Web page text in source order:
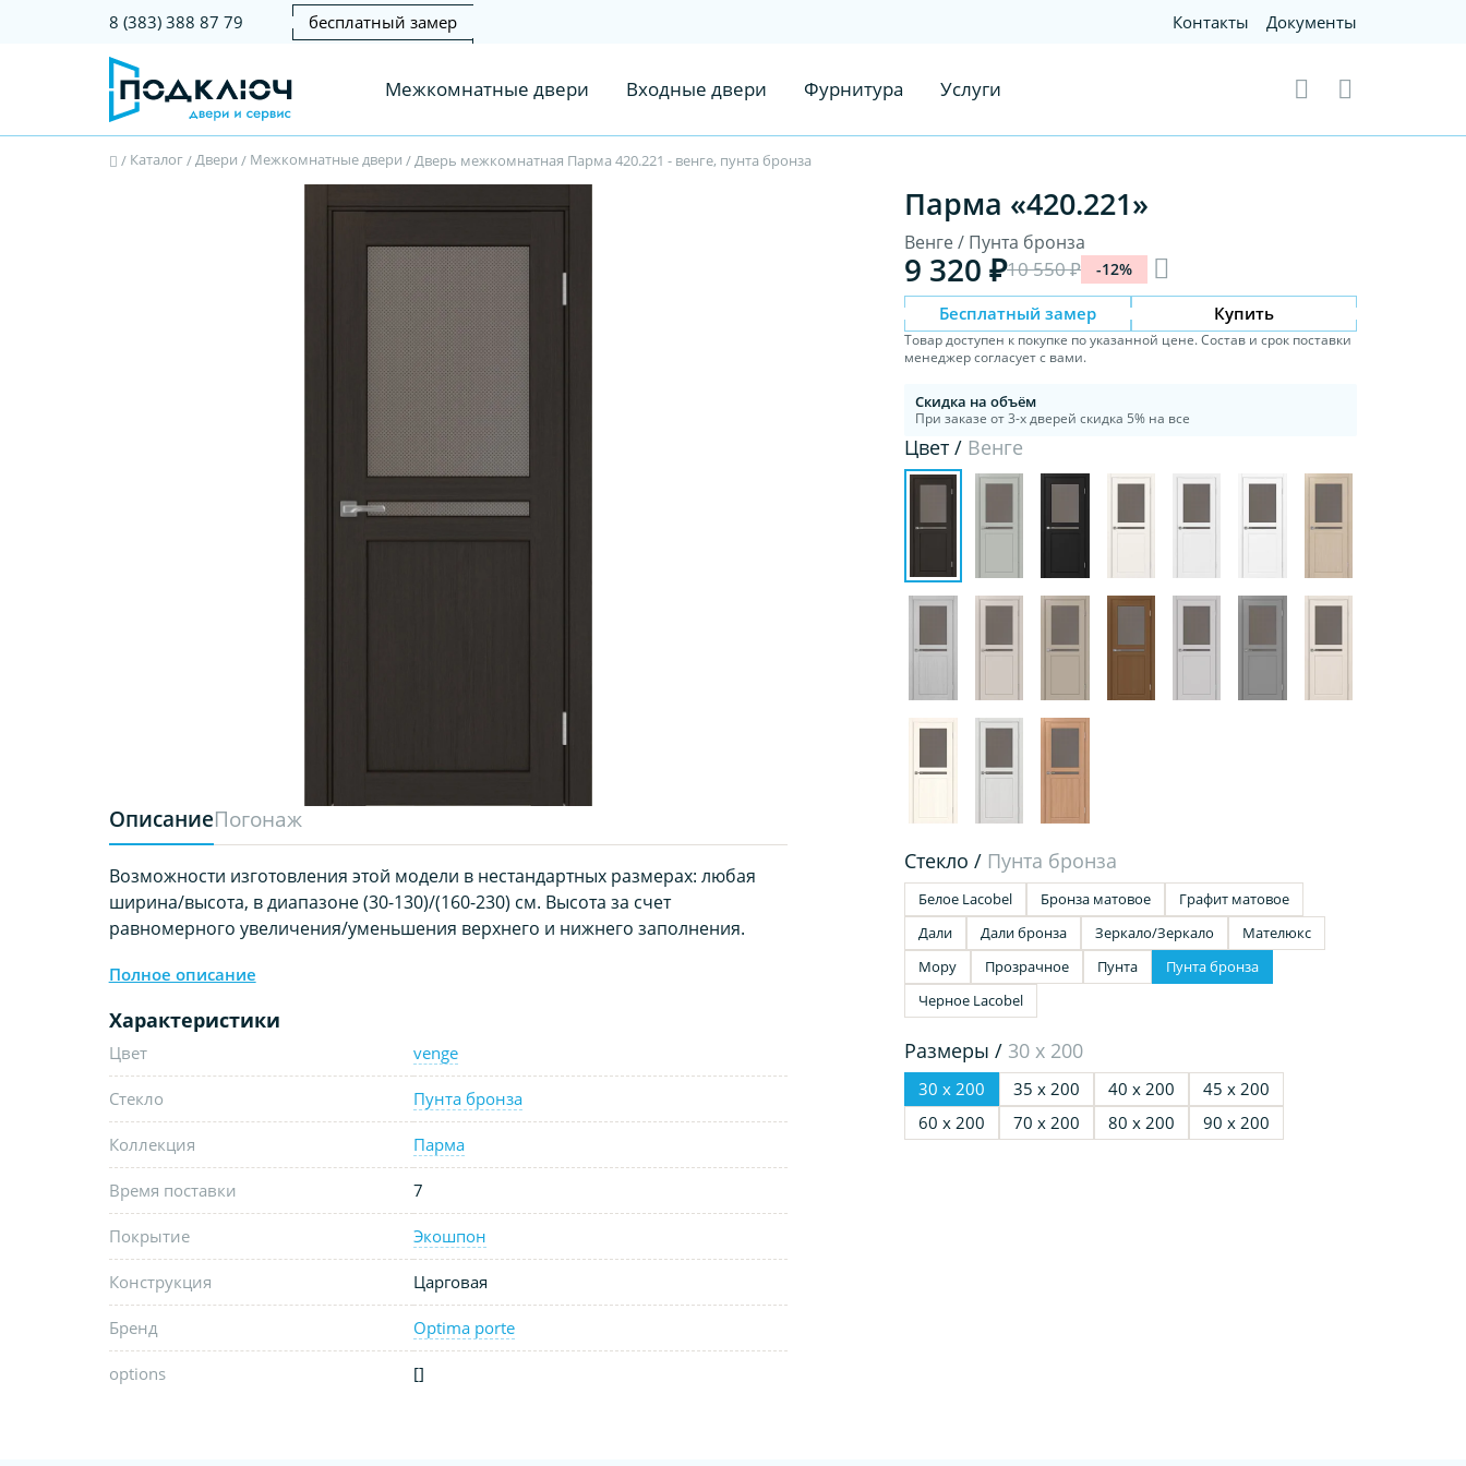
8 (383) 388 87 79 бесплатный замер Контакты Документы
Межкомнатные двери Входные двери Фурнитура Услуги
/ Каталог/Двери / Межкомнатные двери /Дверь межкомнатная Парма 420.221 - венге, пунта бронза
ОписаниеПогонаж
Возможности изготовления этой модели в нестандартных размерах: любая
ширина/высота, в диапазоне (30-130)/(160-230) см. Высота за счет
равномерного увеличения/уменьшения верхнего и нижнего заполнения.
Полное описание
Характеристики
Цвет venge
Стекло Пунта бронза
Коллекция Парма
Время поставки 7
Покрытие Экошпон
Конструкция Царговая
Бренд Optima porte
options []
Парма «420.221»
Венге / Пунта бронза
9 320 ₽10 550 ₽ -12%
Бесплатный замер Купить
Товар доступен к покупке по указанной цене. Состав и срок поставки
менеджер согласует с вами.
Скидка на объём
При заказе от 3-х дверей скидка 5% на все
Цвет / Венге
Стекло / Пунта бронза
Белое Lacobel Бронза матовое
Графит матовое
Дали
Дали бронза Зеркало/Зеркало
Мателюкс
Мору
Прозрачное Пунта
Пунта бронза
Черное Lacobel
Размеры / 30 х 200
30 х 200 35 х 200 40 х 200
45 х 200
60 х 200
70 х 200 80 х 200 90 х 200